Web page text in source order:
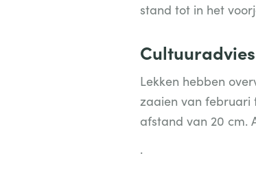
stand tot in het
Cultuuradvies
Lekken hebben
zaaien van februari
afstand van 20 cm.
.